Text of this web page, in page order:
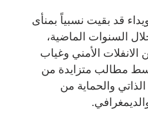
قد بقيت نسبياً بمنأى
السنوات الماضية،
الأمني وغياب
مطالب متزايدة من
الذاتي والحماية من